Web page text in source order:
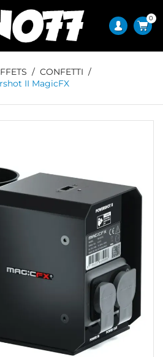
0
CONFETTI
II MagicFX